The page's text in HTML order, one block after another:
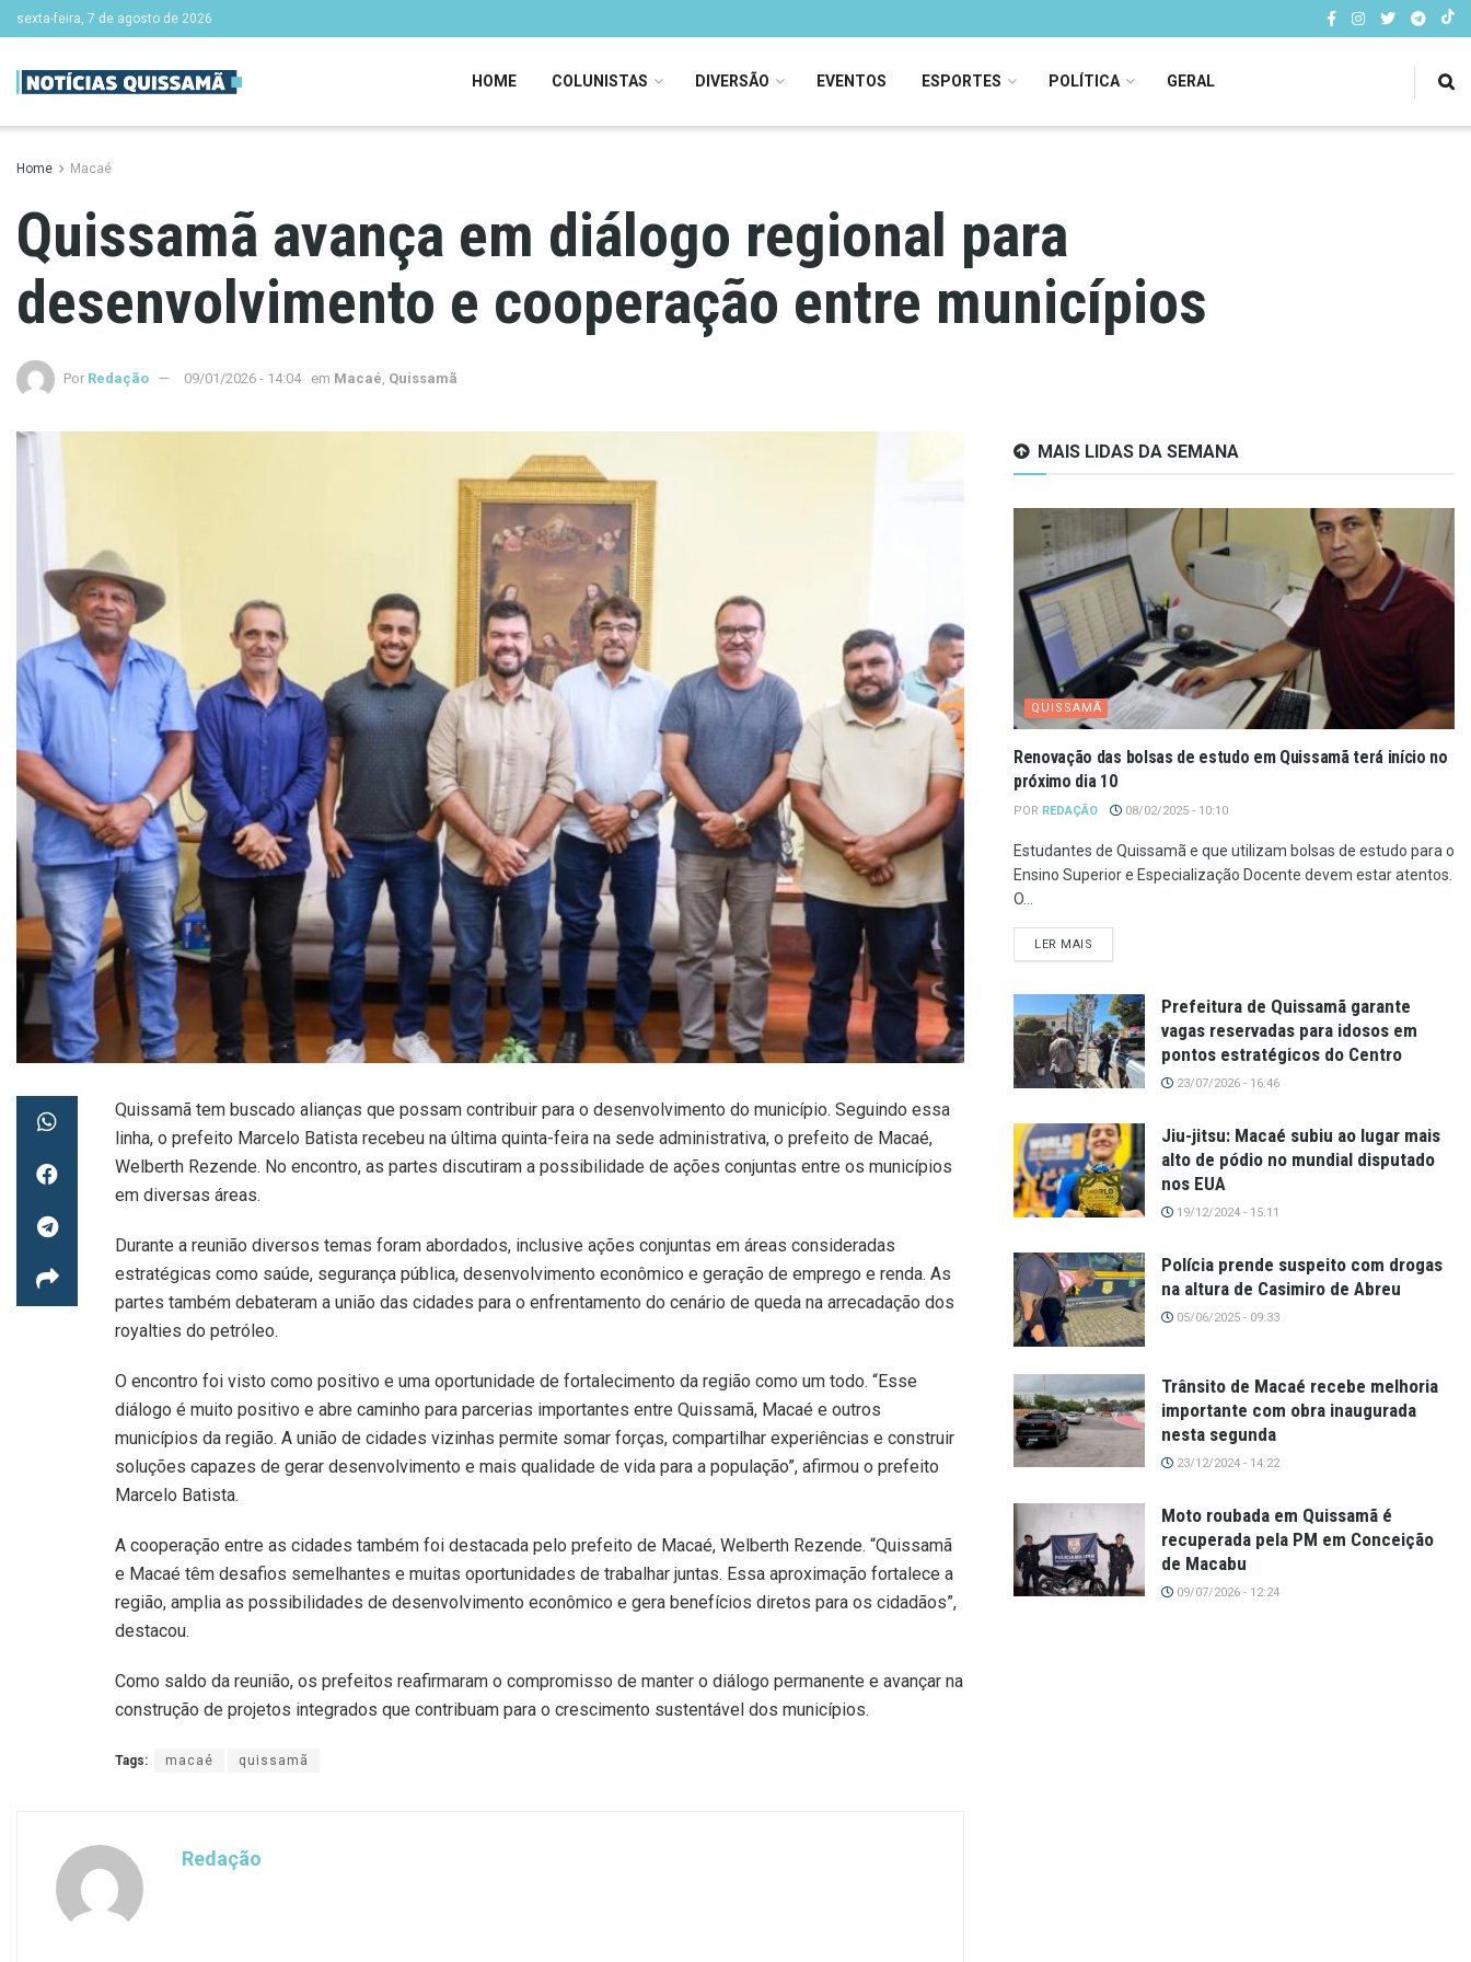
sexta-feira, 7 de agosto de 2026
HOME COLUNISTAS DIVERSÃO EVENTOS ESPORTES POLÍTICA GERAL
Home Macaé
Quissamã avança em diálogo regional para
desenvolvimento e cooperação entre municípios
Por Redação 09/01/2026 - 14:04 em Macaé, Quissamã
Quissamã tem buscado alianças que possam contribuir para o desenvolvimento do município. Seguindo essa
linha, o prefeito Marcelo Batista recebeu na última quinta-feira na sede administrativa, o prefeito de Macaé,
Welberth Rezende. No encontro, as partes discutiram a possibilidade de ações conjuntas entre os municípios
em diversas áreas.
Durante a reunião diversos temas foram abordados, inclusive ações conjuntas em áreas consideradas
estratégicas como saúde, segurança pública, desenvolvimento econômico e geração de emprego e renda. As
partes também debateram a união das cidades para o enfrentamento do cenário de queda na arrecadação dos
royalties do petróleo.
O encontro foi visto como positivo e uma oportunidade de fortalecimento da região como um todo. “Esse
diálogo é muito positivo e abre caminho para parcerias importantes entre Quissamã, Macaé e outros
municípios da região. A união de cidades vizinhas permite somar forças, compartilhar experiências e construir
soluções capazes de gerar desenvolvimento e mais qualidade de vida para a população”, afirmou o prefeito
Marcelo Batista.
A cooperação entre as cidades também foi destacada pelo prefeito de Macaé, Welberth Rezende. “Quissamã
e Macaé têm desafios semelhantes e muitas oportunidades de trabalhar juntas. Essa aproximação fortalece a
região, amplia as possibilidades de desenvolvimento econômico e gera benefícios diretos para os cidadãos”,
destacou.
Como saldo da reunião, os prefeitos reafirmaram o compromisso de manter o diálogo permanente e avançar na
construção de projetos integrados que contribuam para o crescimento sustentável dos municípios.
Tags: macaé quissamã
Redação
MAIS LIDAS DA SEMANA
QUISSAMÃ
Renovação das bolsas de estudo em Quissamã terá início no
próximo dia 10
POR REDAÇÃO 08/02/2025 - 10:10
Estudantes de Quissamã e que utilizam bolsas de estudo para o
Ensino Superior e Especialização Docente devem estar atentos.
O...
LER MAIS
Prefeitura de Quissamã garante
vagas reservadas para idosos em
pontos estratégicos do Centro
23/07/2026 - 16:46
Jiu-jitsu: Macaé subiu ao lugar mais
alto de pódio no mundial disputado
nos EUA
19/12/2024 - 15:11
Polícia prende suspeito com drogas
na altura de Casimiro de Abreu
05/06/2025 - 09:33
Trânsito de Macaé recebe melhoria
importante com obra inaugurada
nesta segunda
23/12/2024 - 14:22
Moto roubada em Quissamã é
recuperada pela PM em Conceição
de Macabu
09/07/2026 - 12:24